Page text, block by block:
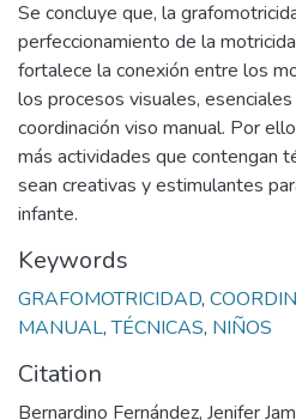
Se concluye que, la
perfeccionamiento de la
fortalece la conexión entre los
los procesos visuales,
coordinación viso manual. Por
más actividades que contengan
sean creativas y estimulantes
infante.
Keywords
GRAFOMOTRICIDAD,
MANUAL,TÉCNICAS, NIÑOS
Citation
Bernardino Fernández, Jenifer